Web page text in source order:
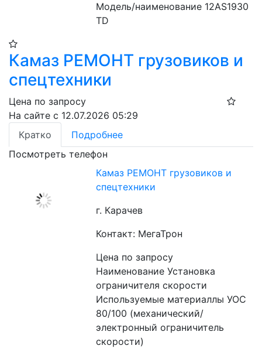
Модель/наименование 12AS1930
TD
Камаз РЕМОНТ грузовиков и
спецтехники
Цена по запросу
На сайте с 12.07.2026 05:29
Кратко
Подробнее
Посмотреть телефон
Камаз РЕМОНТ грузовиков и
спецтехники
г. Карачев
Контакт: МегаТрон
Цена по запросу
Наименование Установка
ограничителя скорости
Используемые материаллы УОС
80/100 (механический/
электронный ограничитель
скорости)